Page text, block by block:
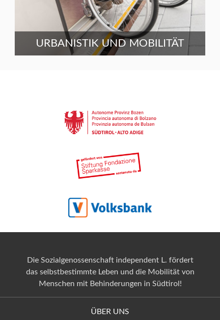
URBANISTIK UND MOBILITÄT
Die Sozialgenossenschaft independent L. fördert
das selbstbestimmte Leben und die Mobilität von
Menschen mit Behinderungen in Südtirol!
ÜBER UNS